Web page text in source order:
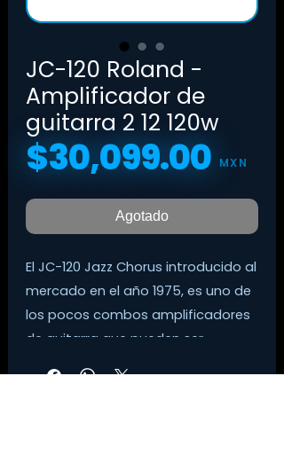
JC-120 Roland -
Amplificador de
guitarra 2 12 120w
$30,099.00 MXN
Agotado
El JC-120 Jazz Chorus introducido al
mercado en el año 1975, es uno de
los pocos combos amplificadores
de guitarra que pueden ser